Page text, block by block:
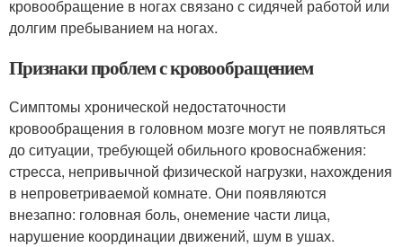
кровообращение в ногах связано с сидячей работой или
долгим пребыванием на ногах.
Признаки проблем с кровообращением
Симптомы хронической недостаточности
кровообращения в головном мозге могут не появляться
до ситуации, требующей обильного кровоснабжения:
стресса, непривычной физической нагрузки, нахождения
в непроветриваемой комнате. Они появляются
внезапно: головная боль, онемение части лица,
нарушение координации движений, шум в ушах.